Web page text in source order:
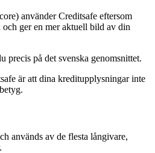
använder Creditsafe eftersom
och ger en mer aktuell bild av din
precis på det svenska genomsnittet.
är att dina kreditupplysningar inte
används av de flesta långivare,